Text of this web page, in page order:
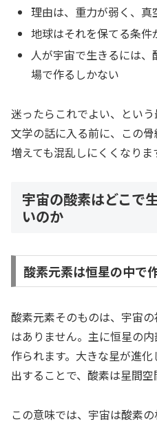
理由は、重力が弱く、
地球はそれを保てる条件
人が宇宙で生きるには
場で作るしかない
迷ったらこれでよい、とい
文学の話に入る前に、この
増えても混乱しにくくなりま
宇宙の酸素はどこで
いのか
酸素元素は恒星の中で
酸素元素そのものは、宇宙
はありません。主に恒星の
作られます。大きな星が進
出することで、酸素は星間空
この意味では、宇宙は酸素